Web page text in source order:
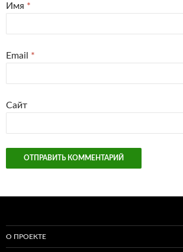
Имя *
Email *
Сайт
О ПРОЕКТЕ